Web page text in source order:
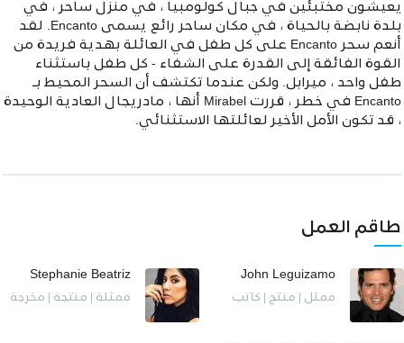
يعيشون مختبئين في جبال كولومبيا ، في منزل ساحر ، في
بلدة نابضة بالحياة ، في مكان ساحر رائع يسمى Encanto. لقد
أنعم سحر Encanto على كل طفل في العائلة بهدية فريدة من
القوة الفائقة إلى القدرة على الشفاء - كل طفل باستثناء
طفل واحد ، ميرابل. ولكن عندما تكتشف أن السحر المحيط بـ
Encanto في خطر ، قررت Mirabel أنها ، مادريجال العادية الوحيدة
، قد تكون الأمل الأخير لعائلتها الاستثنائي.
طاقم العمل
John Leguizamo
ممثل | منتج | كاتب
Stephanie Beatriz
ممثلة | منتجة | مخرجة